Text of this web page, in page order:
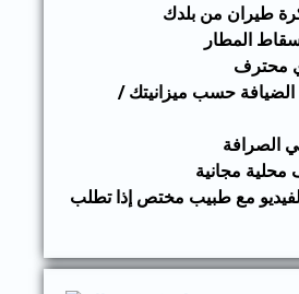
طيران من بلدك
المطار
محترف
الضيافة حسب ميزانيتك /
الصرافة
مجانية
مع طبيب مختص إذا تطلب